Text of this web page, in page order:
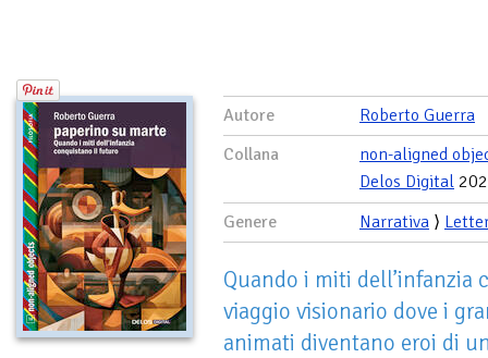
Autore
Roberto Guerra
Collana
non-aligned
Delos Digital
Genere
Narrativa ⟩
Quando i miti
viaggio visionario dove i
animati diventano eroi di